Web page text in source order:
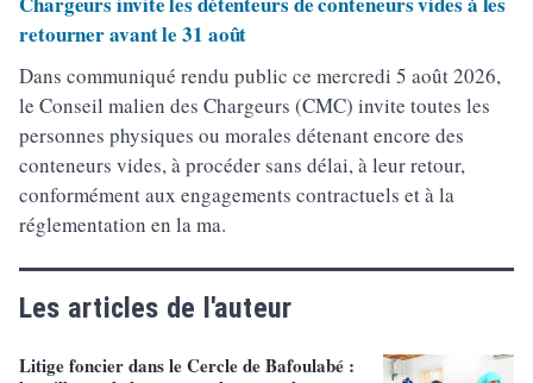
retourner avant le 31 août
Dans communiqué rendu public ce mercredi 5 août 2026,
le Conseil malien des Chargeurs (CMC) invite toutes les
personnes physiques ou morales détenant encore des
conteneurs vides, à procéder sans délai, à leur retour,
conformément aux engagements contractuels et à la
réglementation en la ma.
Les articles de l'auteur
Litige foncier dans le Cercle de Bafoulabé :